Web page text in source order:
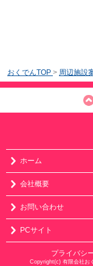
おくでんTOP > 周辺施設
ホーム
会社概要
お問い合わせ
PCサイト
プライバシ
Copyright(c) 有限会社お